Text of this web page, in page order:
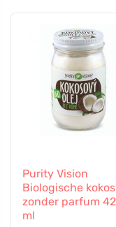
Purity Vision
Biologische
zonder parfum
ml